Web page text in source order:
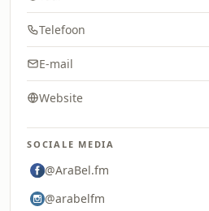
Telefoon
E-mail
Website
SOCIALE MEDIA
@AraBel.fm
@arabelfm